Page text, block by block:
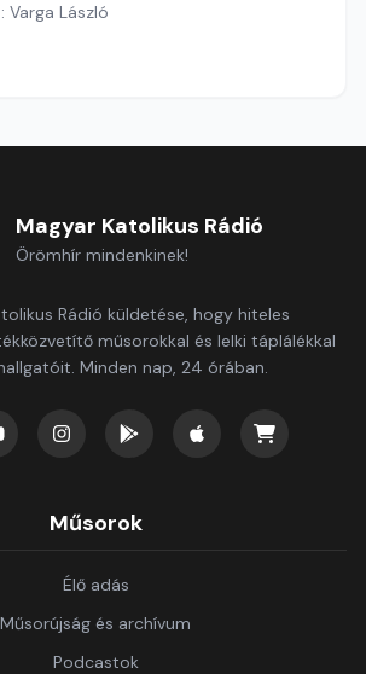
Varga László
Magyar Katolikus Rádió
Örömhír mindenkinek!
Rádió küldetése, hogy hiteles
műsorokkal és lelki táplálékkal
Minden nap, 24 órában.
Műsorok
Élő adás
Műsorújság és archívum
Podcastok